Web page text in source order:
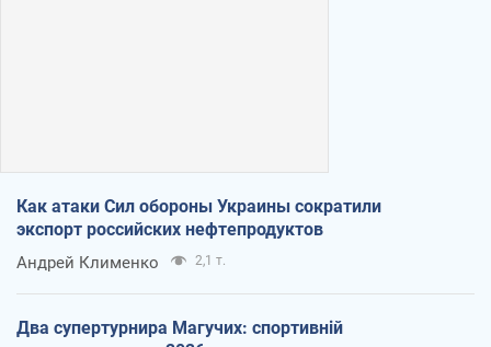
Как атаки Сил обороны Украины сократили
экспорт российских нефтепродуктов
Андрей Клименко 2,1 т.
Два супертурнира Магучих: спортивній